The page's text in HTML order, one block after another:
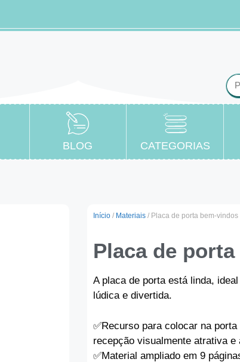
BLOG CATEGORIAS
Início / Materiais / Placa de porta bem-vindos
Placa de
A placa de porta está linda,
lúdica e divertida.
✅️Recurso para colocar na
recepção visualmente atrativa e
✅️Material ampliado em 9